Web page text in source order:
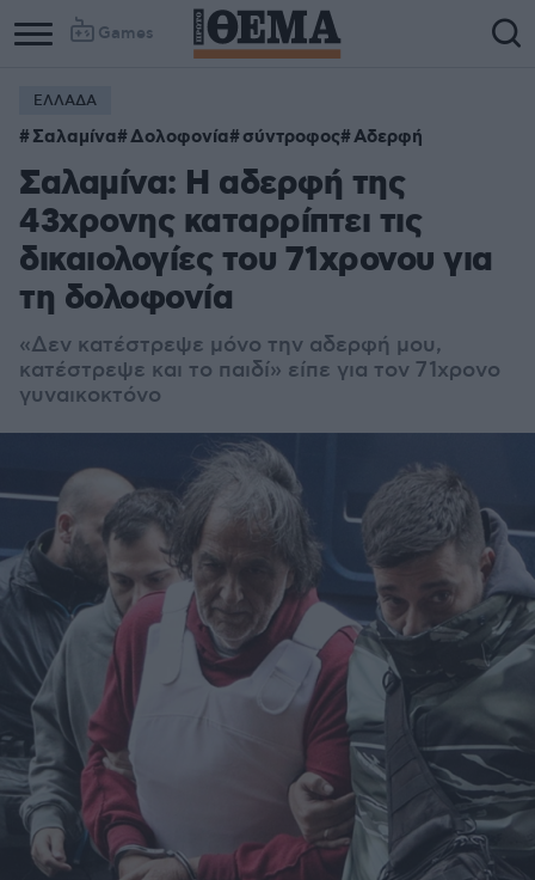
Games
ΕΛΛΑΔΑ
Σαλαμίνα Δολοφονία σύντροφος Αδερφή
Σαλαμίνα: Η αδερφή της
43χρονης καταρρίπτει τις
δικαιολογίες του 71χρονου για
τη δολοφονία
«Δεν κατέστρεψε μόνο την αδερφή μου,
κατέστρεψε και το παιδί» είπε για τον 71χρονο
γυναικοκτόνο